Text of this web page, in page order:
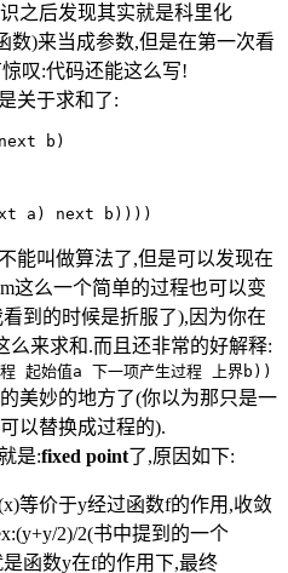
之后发现其实就是科里化
数)来当成参数,但是在第一次看
叹:代码还能这么写!
关于求和了:
next b)
a) next b))))
能叫做算法了,但是可以发现在
这么一个简单的过程也可以变
到的时候是折服了),因为你在
么来求和.而且还非常的好解释:
起始值a 下一项产生过程 上界b))
美妙的地方了(你以为那只是一
以替换成过程的).
是:fixed point了,原因如下:
等价于y经过函数f的作用,收敛
2)/2(书中提到的一个
是函数y在f的作用下,最终